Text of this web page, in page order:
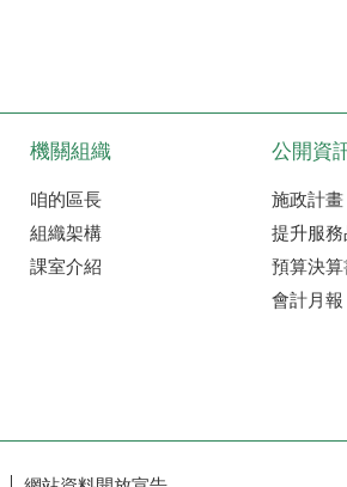
機關組織
咱的區長
組織架構
課室介紹
公開資
施政計畫
提升服
預算決算
會計月報